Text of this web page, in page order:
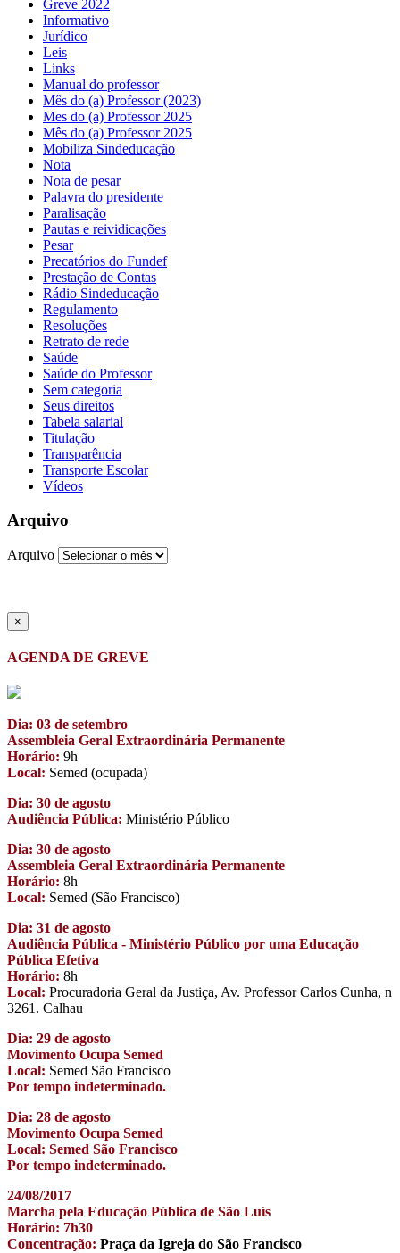
Greve 2022
Informativo
Jurídico
Leis
Links
Manual do professor
Mês do (a) Professor (2023)
Mes do (a) Professor 2025
Mês do (a) Professor 2025
Mobiliza Sindeducação
Nota
Nota de pesar
Palavra do presidente
Paralisação
Pautas e reividicações
Pesar
Precatórios do Fundef
Prestação de Contas
Rádio Sindeducação
Regulamento
Resoluções
Retrato de rede
Saúde
Saúde do Professor
Sem categoria
Seus direitos
Tabela salarial
Titulação
Transparência
Transporte Escolar
Vídeos
Arquivo
Arquivo
×
AGENDA DE GREVE
Dia: 03 de setembro
Assembleia Geral Extraordinária Permanente
Horário: 9h
Local: Semed (ocupada)
Dia: 30 de agosto
Audiência Pública: Ministério Público
Dia: 30 de agosto
Assembleia Geral Extraordinária Permanente
Horário: 8h
Local: Semed (São Francisco)
Dia: 31 de agosto
Audiência Pública - Ministério Público por uma Educação
Pública Efetiva
Horário: 8h
Local: Procuradoria Geral da Justiça, Av. Professor Carlos Cunha, n
3261. Calhau
Dia: 29 de agosto
Movimento Ocupa Semed
Local: Semed São Francisco
Por tempo indeterminado.
Dia: 28 de agosto
Movimento Ocupa Semed
Local: Semed São Francisco
Por tempo indeterminado.
24/08/2017
Marcha pela Educação Pública de São Luís
Horário: 7h30
Concentração: Praça da Igreja do São Francisco